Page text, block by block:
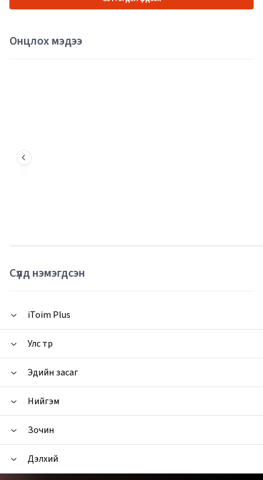
Онцлох мэдээ
Сүүлд нэмэгдсэн
iToim Plus
Улс төр
Эдийн засаг
Нийгэм
Зочин
Дэлхий